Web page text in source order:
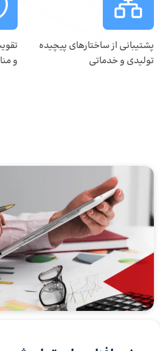
پشتیبانی از ساختارهای پیچیده
تولیدی و خدماتی
و